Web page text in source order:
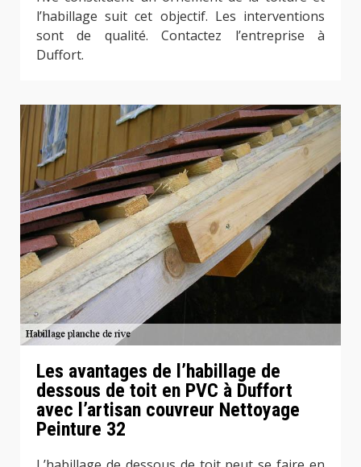
l’habillage suit cet objectif. Les interventions
sont de qualité. Contactez l’entreprise à
Duffort.
Les avantages de l’habillage de
dessous de toit en PVC à Duffort
avec l’artisan couvreur Nettoyage
Peinture 32